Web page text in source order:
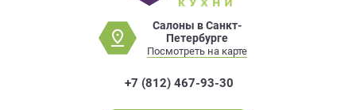
Салоны в Санкт-
Петербурге
Посмотреть на карте
+7 (812) 467-93-30